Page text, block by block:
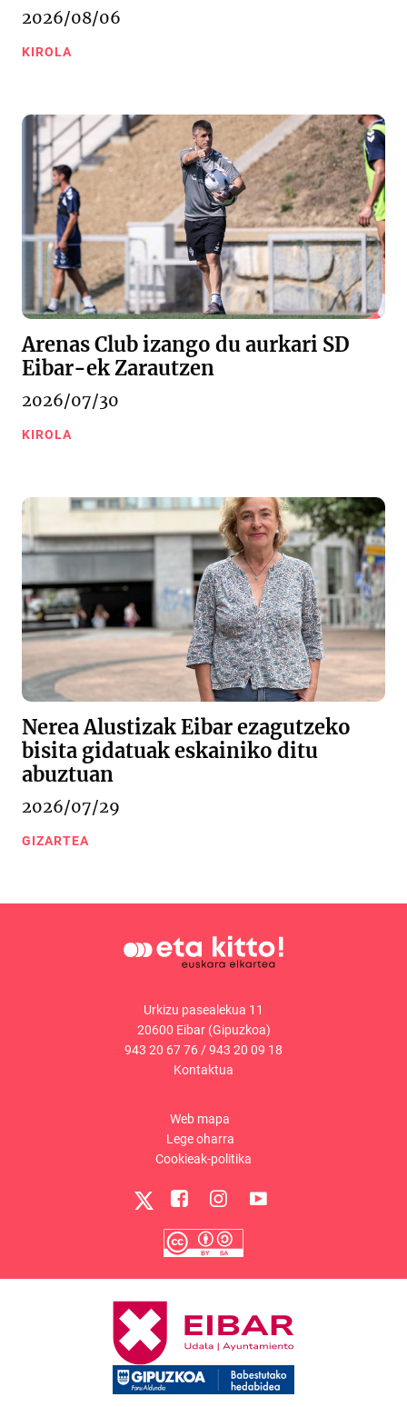
2026/08/06
KIROLA
Arenas Club izango du aurkari SD
Eibar-ek Zarautzen
2026/07/30
KIROLA
Nerea Alustizak Eibar ezagutzeko
bisita gidatuak eskainiko ditu
abuztuan
2026/07/29
GIZARTEA
Urkizu pasealekua 11
20600 Eibar (Gipuzkoa)
943 20 67 76/943 20 09 18
Kontaktua
Web mapa
Lege oharra
Cookieak-politika